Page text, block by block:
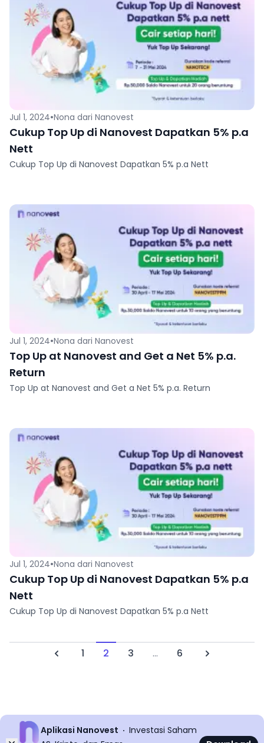
Jul 1, 2024•Nona dari Nanovest
Cukup Top Up di Nanovest Dapatkan 5% p.a
Nett
Cukup Top Up di Nanovest Dapatkan 5% p.a Nett
Jul 1, 2024•Nona dari Nanovest
Top Up at Nanovest and Get a Net 5% p.a.
Return
Top Up at Nanovest and Get a Net 5% p.a. Return
Jul 1, 2024•Nona dari Nanovest
Cukup Top Up di Nanovest Dapatkan 5% p.a
Nett
Cukup Top Up di Nanovest Dapatkan 5% p.a Nett
Previous1 2 3 ... 6 Next
Aplikasi Nanovest
Investasi Saham